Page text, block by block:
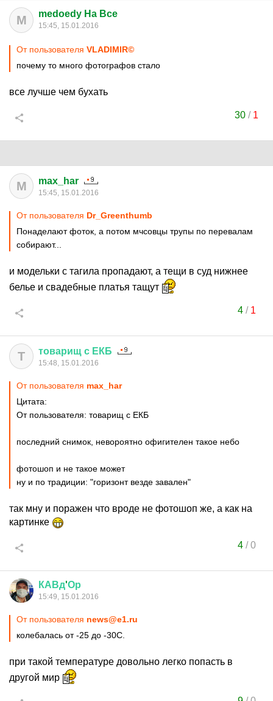
M medoedy Ha Bce
15:45, 15.01.2016
От пользователя VLADIMIR©
почему то много фотографов стало
все лучше чем бухать
30 / 1
M max_har
15:45, 15.01.2016
От пользователя Dr_Greenthumb
Понаделают фоток, а потом мчсовцы трупы по перевалам
собирают...
и модельки с тагила пропадают, а тещи в суд нижнее
белье и свадебные платья тащут
4/ 1
Т товарищ с ЕКБ
15:48, 15.01.2016
От пользователя max_har
Цитата:
От пользователя: товарищ с ЕКБ
последний снимок, невороятно офигителен такое небо
фотошоп и не такое может
ну и по традиции: "горизонт везде завален"
так мну и поражен что вроде не фотошоп же, а как на
картинке
4/0
КАВд'Ор
15:49, 15.01.2016
От пользователя news@e1.ru
колебалась от -25 до -30С.
при такой температуре довольно легко попасть в
другой мир